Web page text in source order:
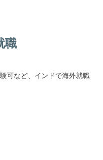
職
可など、インドで海外就職